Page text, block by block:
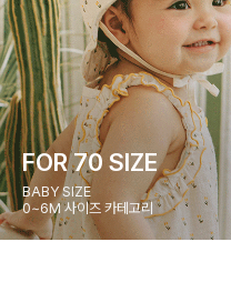
FOR 70 SIZE
BABY SIZE
0~6M 사이즈 카테고리